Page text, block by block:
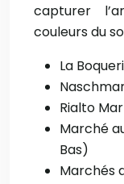
capturer
couleurs du
La
Rialto
Marché
Bas)
Marchés